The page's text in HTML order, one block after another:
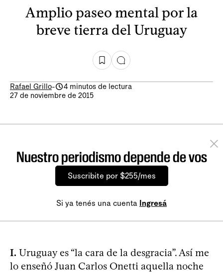
Amplio paseo mental por la
breve tierra del Uruguay
Rafael Grillo-
4 minutos de lectura
27 de noviembre de 2015
Nuestro periodismo depende de vos
Suscribite por $255/mes
Si ya tenés una cuenta Ingresá
I. Uruguay es “la cara de la desgracia”. Así me
lo enseñó Juan Carlos Onetti aquella noche